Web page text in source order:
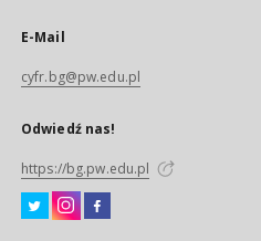
E-Mail
cyfr.bg@pw.edu.pl
Odwiedź nas!
https://bg.pw.edu.pl